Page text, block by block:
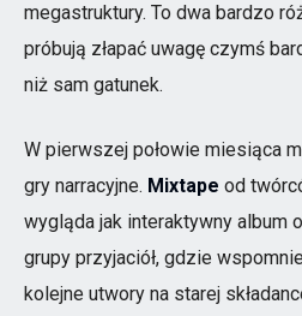
megastruktury. To dwa bardzo
próbują złapać uwagę czymś
niż sam gatunek.
W pierwszej połowie miesiąca
gry narracyjne. Mixtape od
wygląda jak interaktywny album
grupy przyjaciół, gdzie
kolejne utwory na starej